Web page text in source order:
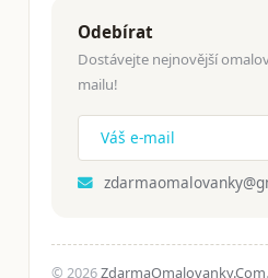
Odebírat
Dostávejte nejnovější
mailu!
© 2026ZdarmaOmalovanky.Com